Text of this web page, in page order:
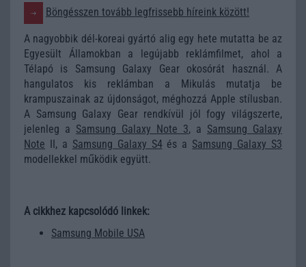
Böngésszen tovább legfrissebb híreink között!
A nagyobbik dél-koreai gyártó alig egy hete mutatta be az
Egyesült Államokban a legújabb reklámfilmet, ahol a
Télapó is Samsung Galaxy Gear okosórát használ. A
hangulatos kis reklámban a Mikulás mutatja be
krampuszainak az újdonságot, méghozzá Apple stílusban.
A Samsung Galaxy Gear rendkívül jól fogy világszerte,
jelenleg a Samsung Galaxy Note 3, a Samsung Galaxy
Note II, a Samsung Galaxy S4és a Samsung Galaxy S3
modellekkel működik együtt.
A cikkhez kapcsolódó linkek:
Samsung Mobile USA